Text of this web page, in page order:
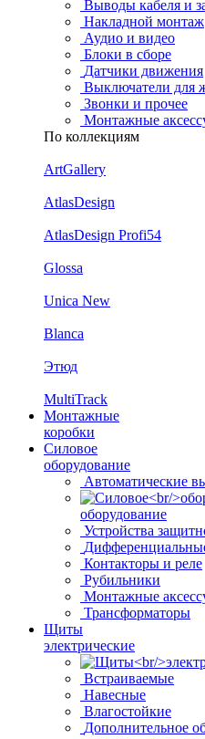
Выводы кабеля и
Накладной монтаж
Аудио и видео
Блоки в сборе
Датчики движения
Выключатели для
Звонки и прочее
Монтажные
По коллекциям
ArtGallery
AtlasDesign
AtlasDesign Profi54
Glossa
Unica New
Blanca
Этюд
MultiTrack
Монтажные
коробки
Силовое
оборудование
Автоматические
оборудование
Устройства
Контакторы и реле
Рубильники
Монтажные
Трансформаторы
Щиты
электрические
Встраиваемые
Навесные
Влагостойкие
Дополнительное